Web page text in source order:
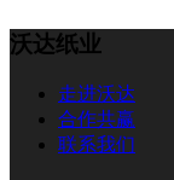
沃达纸业
走进沃达
合作共赢
联系我们